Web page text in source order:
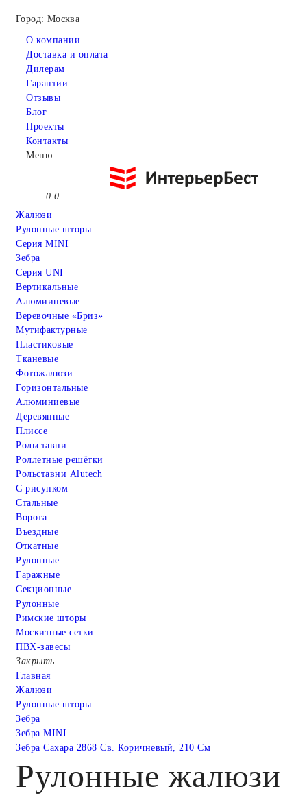
Город: Москва
О компании
Доставка и оплата
Дилерам
Гарантии
Отзывы
Блог
Проекты
Контакты
Меню
0 0
Жалюзи
Рулонные шторы
Серия MINI
Зебра
Серия UNI
Вертикальные
Алюмииневые
Веревочные «Бриз»
Мутифактурные
Пластиковые
Тканевые
Фотожалюзи
Горизонтальные
Алюминиевые
Деревянные
Плиссе
Рольставни
Роллетные решётки
Рольставни Alutech
С рисунком
Стальные
Ворота
Въездные
Откатные
Рулонные
Гаражные
Cекционные
Рулонные
Римские шторы
Москитные сетки
ПВХ-завесы
Закрыть
Главная
Жалюзи
Рулонные шторы
Зебра
Зебра MINI
Зебра Сахара 2868 Св. Коричневый, 210 См
Рулонные жалюзи